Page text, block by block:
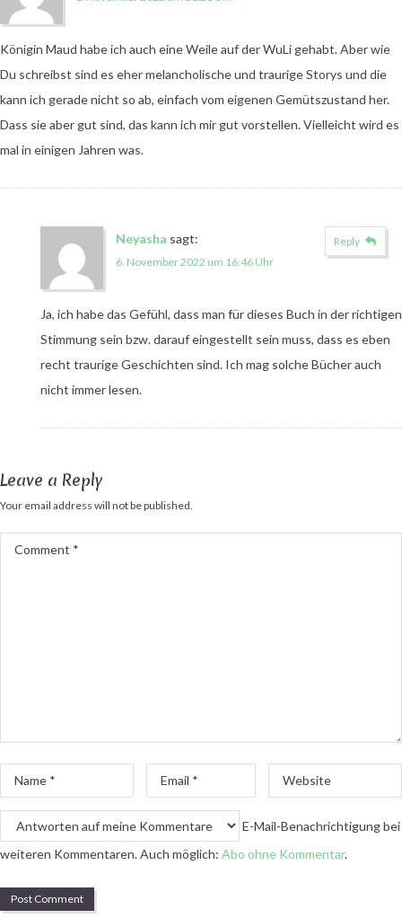
Königin Maud habe ich auch eine Weile auf der WuLi gehabt. Aber wie
Du schreibst sind es eher melancholische und traurige Storys und die
kann ich gerade nicht so ab, einfach vom eigenen Gemütszustand her.
Dass sie aber gut sind, das kann ich mir gut vorstellen. Vielleicht wird es
mal in einigen Jahren was.
Neyasha sagt:
6. November 2022 um 16:46 Uhr
Ja, ich habe das Gefühl, dass man für dieses Buch in der richtigen
Stimmung sein bzw. darauf eingestellt sein muss, dass es eben
recht traurige Geschichten sind. Ich mag solche Bücher auch
nicht immer lesen.
Reply
Leave a Reply
Your email address will not be published.
Comment
Name
*
Email
*
Website
E-Mail-Benachrichtigung bei
weiteren Kommentaren. Auch möglich: Abo ohne Kommentar.